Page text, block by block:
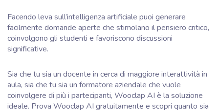
Facendo leva sull’intelligenza artificiale puoi generare
facilmente domande aperte che stimolano il pensiero critico,
coinvolgono gli studenti e favoriscono discussioni
significative.
Sia che tu sia un docente in cerca di maggiore interattività in
aula, sia che tu sia un formatore aziendale che vuole
coinvolgere di più i partecipanti, Wooclap AI è la soluzione
ideale. Prova Wooclap AI gratuitamente e scopri quanto sia